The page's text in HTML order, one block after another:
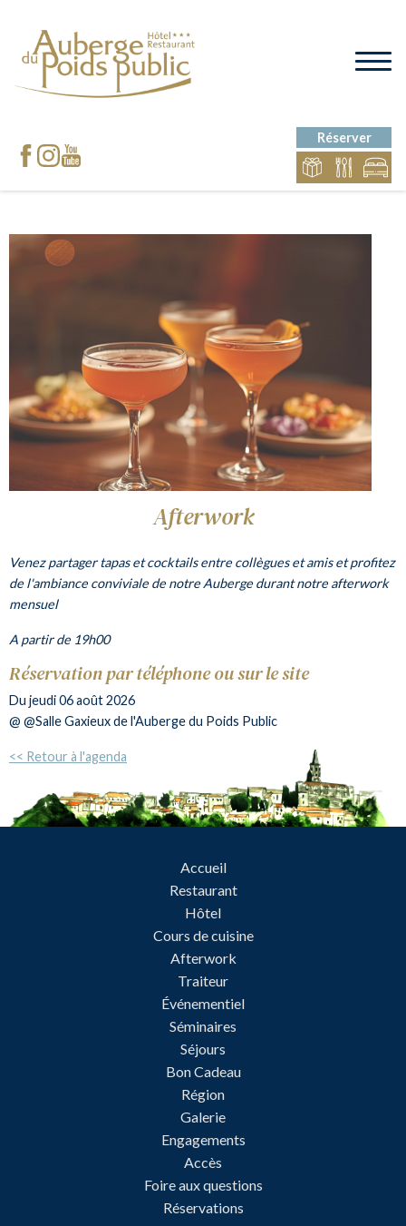
Réserver
Afterwork
Venez partager tapas et cocktails entre collègues et amis et profitez
de l'ambiance conviviale de notre Auberge durant notre afterwork
mensuel
A partir de 19h00
Réservation par téléphone ou sur le site
Du jeudi 06 août 2026
@ @Salle Gaxieux de l'Auberge du Poids Public
<< Retour à l'agenda
Accueil
Restaurant
Hôtel
Cours de cuisine
Afterwork
Traiteur
Événementiel
Séminaires
Séjours
Bon Cadeau
Région
Galerie
Engagements
Accès
Foire aux questions
Réservations